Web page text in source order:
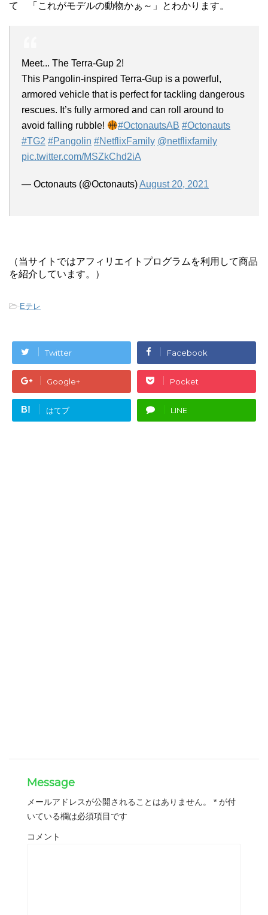
て 「これがモデルの動物かぁ～」とわかります。
Meet... The Terra-Gup 2!
This Pangolin-inspired Terra-Gup is a powerful,
armored vehicle that is perfect for tackling dangerous
rescues. It’s fully armored and can roll around to
avoid falling rubble!
#OctonautsAB #Octonauts
#TG2 #Pangolin #NetflixFamily @netflixfamily
pic.twitter.com/MSZkChd2iA
— Octonauts (@Octonauts)August 20, 2021
（当サイトではアフィリエイトプログラムを利用して商品
を紹介しています。）
-Eテレ
Twitter Facebook
Google+ Pocket
B! はてブ LINE
Message
メールアドレスが公開されることはありません。 * が付
いている欄は必須項目です
コメント